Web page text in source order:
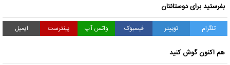
بفرستید برای دوستانتان
تلگرام توییتر فیسبوک واتس آپ پینترست ایمیل
هم اکنون گوش کنید